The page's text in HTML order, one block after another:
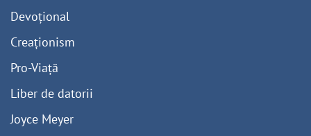
Devoțional
Creaționism
Pro-Viață
Liber de datorii
Joyce Meyer